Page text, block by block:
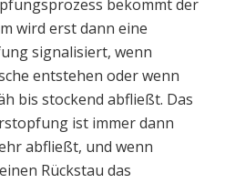
bekommt der
wird erst dann eine
signalisiert, wenn
entstehen oder wenn
bis stockend abfließt. Das
ist immer dann
abfließt, und wenn
Rückstau das